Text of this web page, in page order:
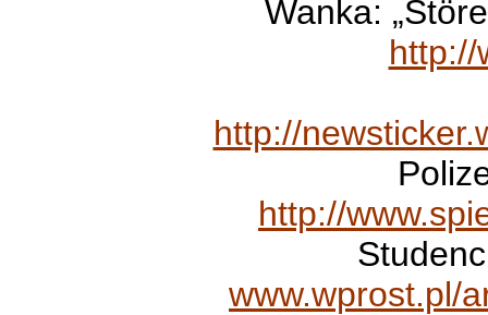
Wanka:
http://
http://
http://
www.wprost.pl/